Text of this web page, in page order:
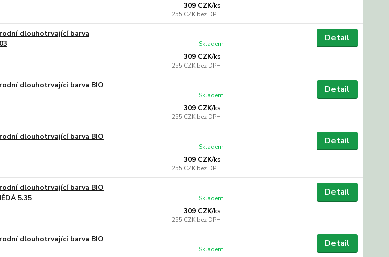
309 CZK/ks
255 CZKbez DPH
dlouhotrvající barva
309 CZK/ks
255 CZKbez DPH
Skladem
Detail
dlouhotrvající barva BIO
309 CZK/ks
255 CZKbez DPH
Skladem
Detail
dlouhotrvající barva BIO
309 CZK/ks
255 CZKbez DPH
Skladem
Detail
dlouhotrvající barva BIO
5.35
309 CZK/ks
255 CZKbez DPH
Skladem
Detail
dlouhotrvající barva BIO
Skladem
Detail